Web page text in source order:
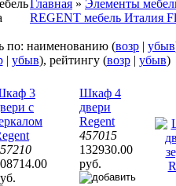
Главная » Элементы
REGENT мебель Италия
по: наименованию (возр | убыв
| убыв), рейтингу (возр| убыв)
3
с
Шкаф 4
двери
Regent
457015
132930.00
руб.